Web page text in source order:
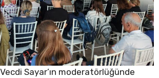
Sayar’ın moderatörlüğünde